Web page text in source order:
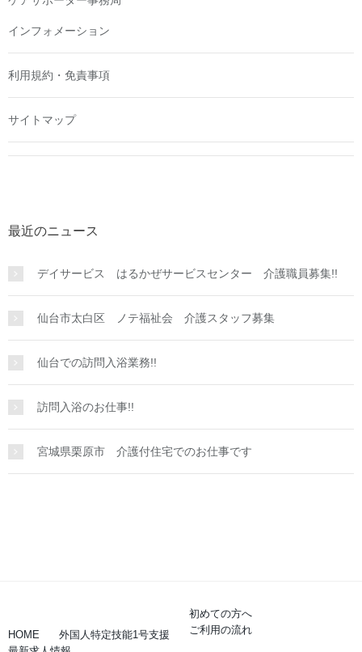
インフォメーション
利用規約・免責事項
サイトマップ
最近のニュース
デイサービス はるかぜサービスセンター 介護職員募集!!
仙台市太白区 ノテ福祉会 介護スタッフ募集
仙台での訪問入浴業務!!
訪問入浴のお仕事!!
宮城県栗原市 介護付住宅でのお仕事です
HOME 外国人特定技能1号支援
初めての方へ
ご利用の流れ